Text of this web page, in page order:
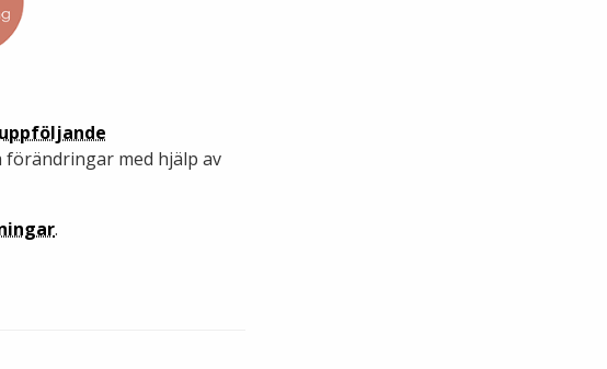
uppföljande
med hjälp av
.